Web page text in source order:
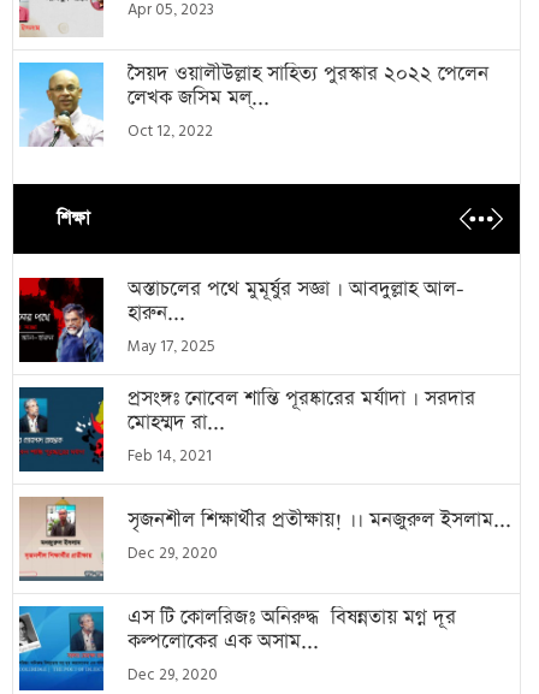
Apr 05, 2023
সৈয়দ ওয়ালীউল্লাহ সাহিত্য পুরস্কার ২০২২ পেলেন
লেখক জসিম মল্...
Oct 12, 2022
শিক্ষা
অস্তাচলের পথে মুমূর্ষুর সজ্ঞা । আবদুল্লাহ আল-
হারুন...
May 17, 2025
প্রসংঙ্গঃ নোবেল শান্তি পূরষ্কারের মর্যাদা । সরদার
মোহম্মদ রা...
Feb 14, 2021
সৃজনশীল শিক্ষার্থীর প্রতীক্ষায়! ।। মনজুরুল ইসলাম...
Dec 29, 2020
এস টি কোলরিজঃ অনিরুদ্ধ বিষন্নতায় মগ্ন দূর
কল্পলোকের এক অসাম...
Dec 29, 2020